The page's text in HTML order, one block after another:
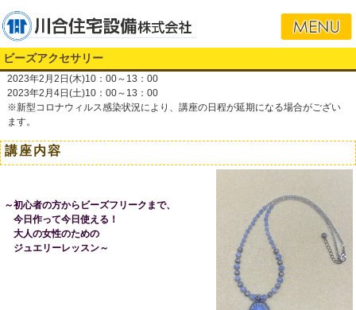
ビーズアクセサリー
2023年2月2日(木)10：00～13：00
2023年2月4日(土)10：00～13：00
※新型コロナウィルス感染状況により、講座の日程が延期になる場合がござい
ます。
講座内容
～初心者の方からビーズフリークまで、
今日作って今日使える！
大人の女性のための
ジュエリーレッスン～